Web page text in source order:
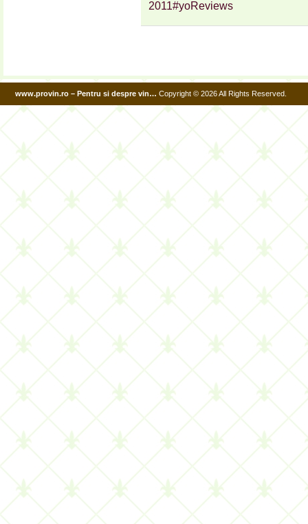
2011#yoReviews
www.provin.ro – Pentru si despre vin… Copyright © 2026 All Rights Reserved.